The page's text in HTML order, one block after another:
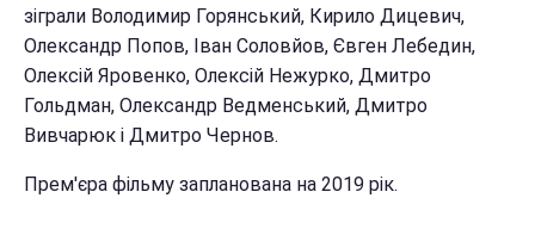
зіграли Володимир Горянський, Кирило Дицевич,
Олександр Попов, Іван Соловйов, Євген Лебедин,
Олексій Яровенко, Олексій Нежурко, Дмитро
Гольдман, Олександр Ведменський, Дмитро
Вивчарюк і Дмитро Чернов.
Прем'єра фільму запланована на 2019 рік.